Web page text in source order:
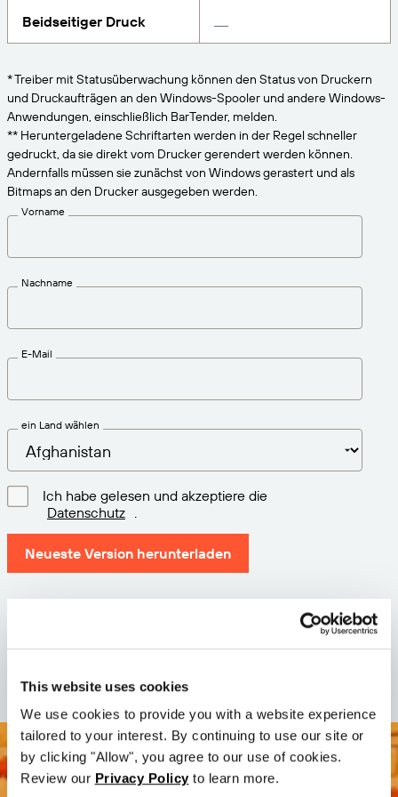
This website uses cookies
We use cookies to provide you with a website experience
tailored to your interest. By continuing to use our site or
by clicking "Allow", you agree to our use of cookies.
Review our Privacy Policy to learn more.
PRODUKT
Preise
Kostenlos testen
Technische Daten
Produktregistrierung
Unterstützte Standards
Amazon Transparency
Lösungsübersicht
VERBINDEN
Karriere
Nachrichten
Reifegradmodell für Etikettierung und
Erhalten Sie die Unterstützung, die Ihren
Beidseitiger Druck
* Treiber mit Statusüberwachung können den Status von Druckern
und Druckaufträgen an den Windows-Spooler und andere Windows-
Anwendungen, einschließlich BarTender, melden.
** Heruntergeladene Schriftarten werden in der Regel schneller
gedruckt, da sie direkt vom Drucker gerendert werden können.
Andernfalls müssen sie zunächst von Windows gerastert und als
Bitmaps an den Drucker ausgegeben werden.
Vorname
Nachname
E-Mail
ein Land wählen
Ich habe gelesen und akzeptiere die
Datenschutz
Neueste Version herunterladen
Datum: 2026-05-05